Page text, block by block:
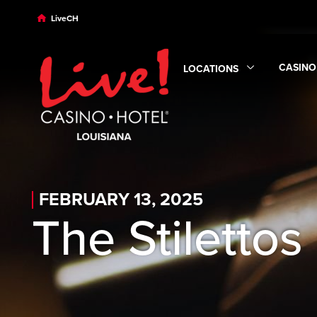
Skip to main content
Skip to desktop navigation
Skip to search
LiveCH
LOCATIONS CASINO
FEBRUARY 13, 2025
The Stilettos